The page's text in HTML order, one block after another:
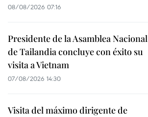
08/08/2026 07:16
Presidente de la Asamblea Nacional
de Tailandia concluye con éxito su
visita a Vietnam
07/08/2026 14:30
Visita del máximo dirigente de